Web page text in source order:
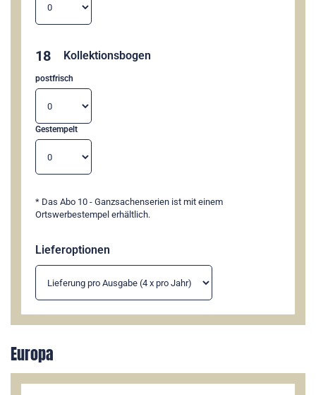
18 Kollektionsbogen
postfrisch
Gestempelt
* Das Abo 10 - Ganzsachenserien ist mit einem
Ortswerbestempel erhältlich.
Lieferoptionen
Europa